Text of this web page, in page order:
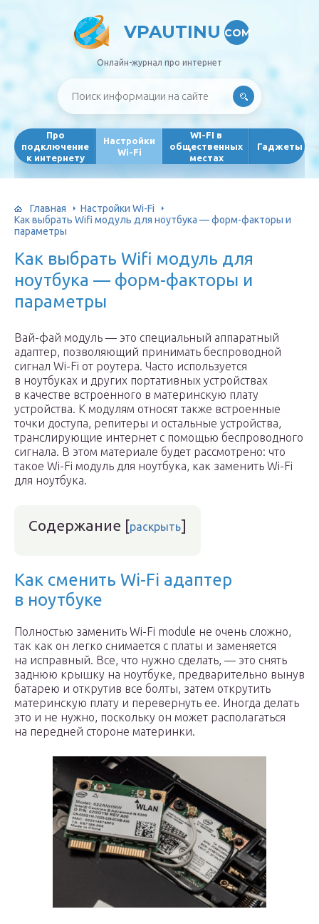
VPAUTINU COM
Онлайн-журнал про интернет
Про
подключение
к интернету
Настройки
Wi-Fi
WI-FI в
общественных
местах
Гаджеты
Главная
Настройки Wi-Fi
Как выбрать Wifi модуль для ноутбука — форм-факторы и
параметры
Как выбрать Wifi модуль для
ноутбука — форм-факторы и
параметры
Вай-фай модуль — это специальный аппаратный
адаптер, позволяющий принимать беспроводной
сигнал Wi-Fi от роутера. Часто используется
в ноутбуках и других портативных устройствах
в качестве встроенного в материнскую плату
устройства. К модулям относят также встроенные
точки доступа, репитеры и остальные устройства,
транслирующие интернет с помощью беспроводного
сигнала. В этом материале будет рассмотрено: что
такое Wi-Fi модуль для ноутбука, как заменить Wi-Fi
для ноутбука.
Содержание [раскрыть]
Как сменить Wi-Fi адаптер
в ноутбуке
Полностью заменить Wi-Fi module не очень сложно,
так как он легко снимается с платы и заменяется
на исправный. Все, что нужно сделать, — это снять
заднюю крышку на ноутбуке, предварительно вынув
батарею и открутив все болты, затем открутить
материнскую плату и перевернуть ее. Иногда делать
это и не нужно, поскольку он может располагаться
на передней стороне материнки.